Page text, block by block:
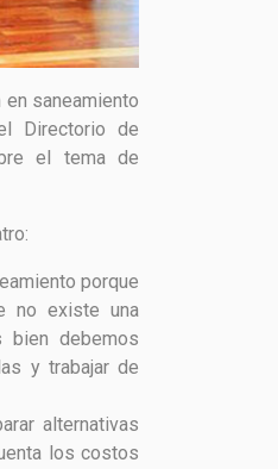
saneamiento
Directorio de
el tema de
porque
no existe una
bien debemos
y trabajar de
alternativas
los costos